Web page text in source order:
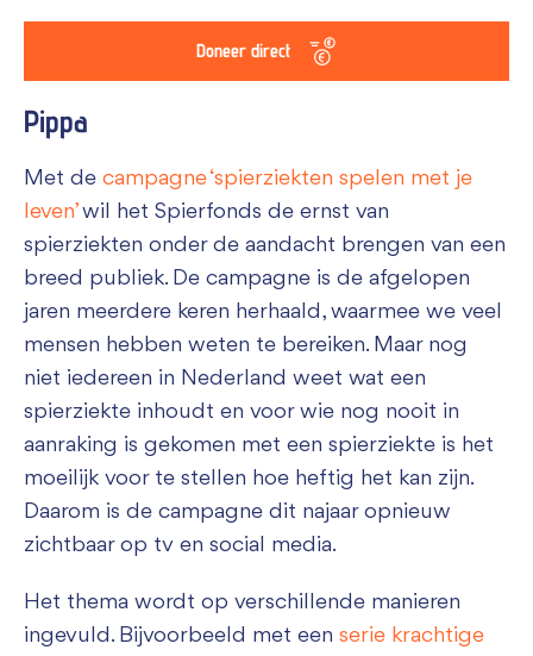
Doneer direct
Pippa
Met de campagne ‘spierziekten spelen met je
leven’wil het Spierfonds de ernst van
spierziekten onder de aandacht brengen van een
breed publiek. De campagne is de afgelopen
jaren meerdere keren herhaald, waarmee we veel
mensen hebben weten te bereiken. Maar nog
niet iedereen in Nederland weet wat een
spierziekte inhoudt en voor wie nog nooit in
aanraking is gekomen met een spierziekte is het
moeilijk voor te stellen hoe heftig het kan zijn.
Daarom is de campagne dit najaar opnieuw
zichtbaar op tv en social media.
Het thema wordt op verschillende manieren
ingevuld. Bijvoorbeeld met een serie krachtige